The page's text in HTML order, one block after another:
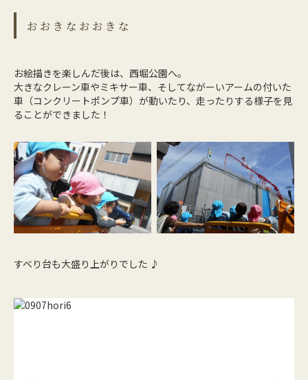
おおきなおおきな
お絵描きを楽しんだ後は、西堀公園へ。
大きなクレーン車やミキサー車、そしてながーいアームの付いた
車（コンクリートポンプ車）が動いたり、走ったりする様子を見
ることができました！
すべり台も大盛り上がりでした ♪